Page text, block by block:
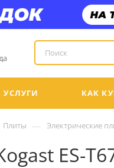
УСЛУГИ КАК
Плиты — Электрические
ES-